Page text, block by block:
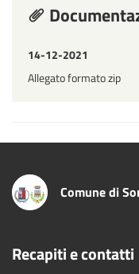
14-12-2021
Allegato formato zip
Comune di
Recapiti e contatti